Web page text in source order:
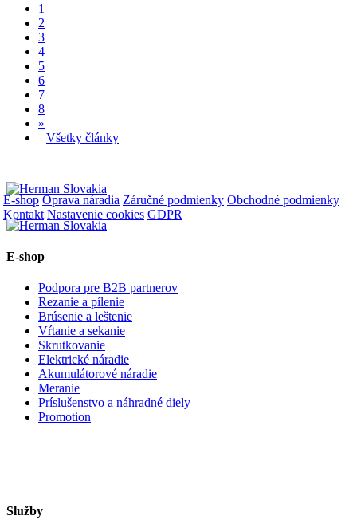
1
2
3
4
5
6
7
8
»
Všetky články
E-shop Oprava náradia Záručné podmienky Obchodné podmienky
Kontakt Nastavenie cookies GDPR
E-shop
Podpora pre B2B partnerov
Rezanie a pílenie
Brúsenie a leštenie
Vŕtanie a sekanie
Skrutkovanie
Elektrické náradie
Akumulátorové náradie
Meranie
Príslušenstvo a náhradné diely
Promotion
Služby